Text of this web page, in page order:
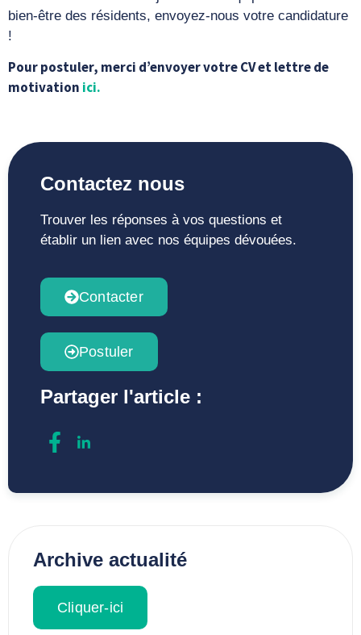
bien-être des résidents, envoyez-nous votre candidature
!
Pour postuler, merci d’envoyer votre CV et lettre de
motivation ici.
Contactez nous
Trouver les réponses à vos questions et
établir un lien avec nos équipes dévouées.
Contacter
Postuler
Partager l'article :
Archive actualité
Cliquer-ici